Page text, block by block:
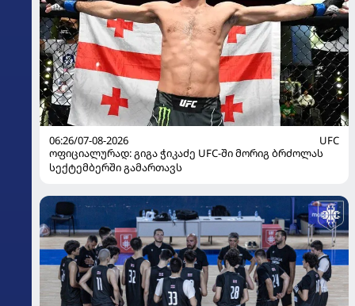
06:26/07-08-2026
UFC
ოფიციალურად: გიგა ჭიკაძე UFC-ში მორიგ ბრძოლას
სექტემბერში გამართავს